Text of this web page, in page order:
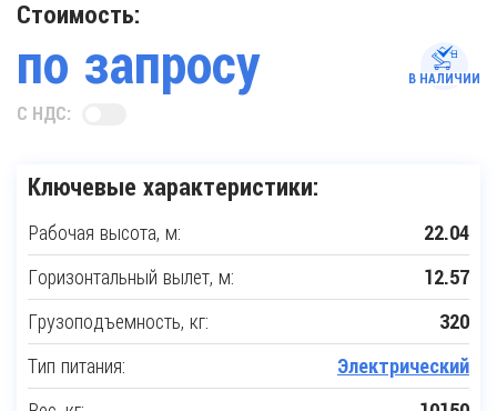
Ключевые характеристики:
Рабочая высота, м: 22.04
Горизонтальный вылет, м: 12.57
Грузоподъемность, кг: 320
Тип питания: Электрический
Стоимость:
по запросу В НАЛИЧИИ
С НДС: